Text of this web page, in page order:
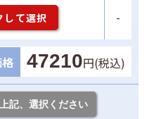
して選択 -
47210円(税込)